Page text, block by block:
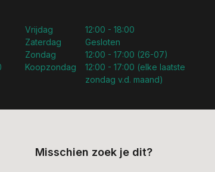
Vrijdag
Zaterdag
Zondag
Koopzondag
12:00 - 18:00
Gesloten
12:00 - 17:00 (26-07)
12:00 - 17:00 (elke laatste
zondag v.d. maand)
Misschien zoek je dit?